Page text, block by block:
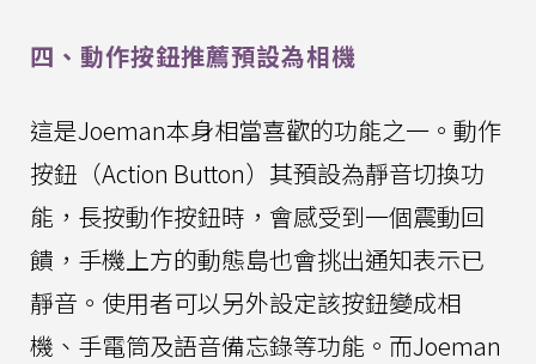
四、動作按鈕推薦預設為相機
這是Joeman本身相當喜歡的功能之一。動作
按鈕（Action Button）其預設為靜音切換功
能，長按動作按鈕時，會感受到一個震動回
饋，手機上方的動態島也會挑出通知表示已
靜音。使用者可以另外設定該按鈕變成相
機、手電筒及語音備忘錄等功能。而Joeman